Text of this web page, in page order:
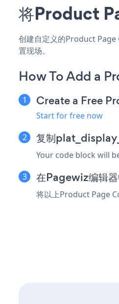
将Product
创建自定义的Product
置现场。
How To Add a
Create a Free
Start for free now
复制
Your code block will
在Pagewiz编辑
将以上Product Page